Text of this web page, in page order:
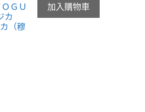
ＧＵ
カ
（穆
加入購物車